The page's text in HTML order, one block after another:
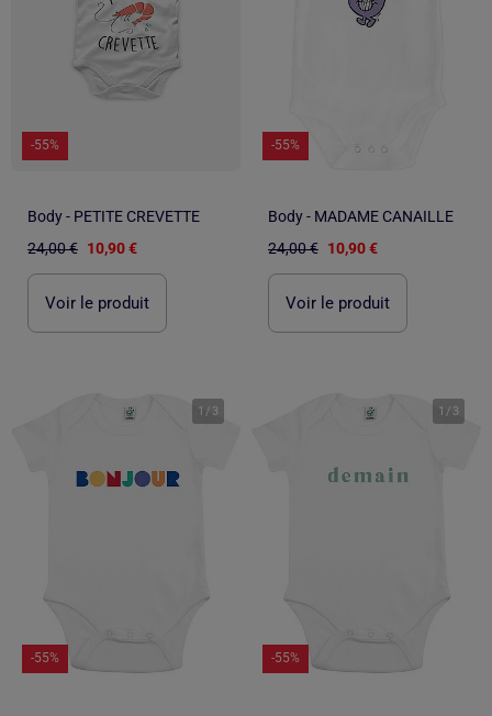
-55%
Body - PETITE CREVETTE
24,00 € 10,90 €
Voir le produit
-55%
Body - MADAME CANAILLE
24,00 € 10,90 €
Voir le produit
1 / 3
-55%
1 / 3
-55%